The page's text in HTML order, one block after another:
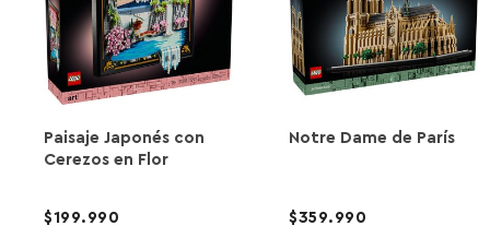
Paisaje Japonés con
Cerezos en Flor
199.990
Notre Dame de París
359.990